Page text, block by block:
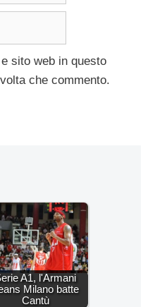
sito web in questo
che commento.
A1, l'Armani
Milano batte
Cantù